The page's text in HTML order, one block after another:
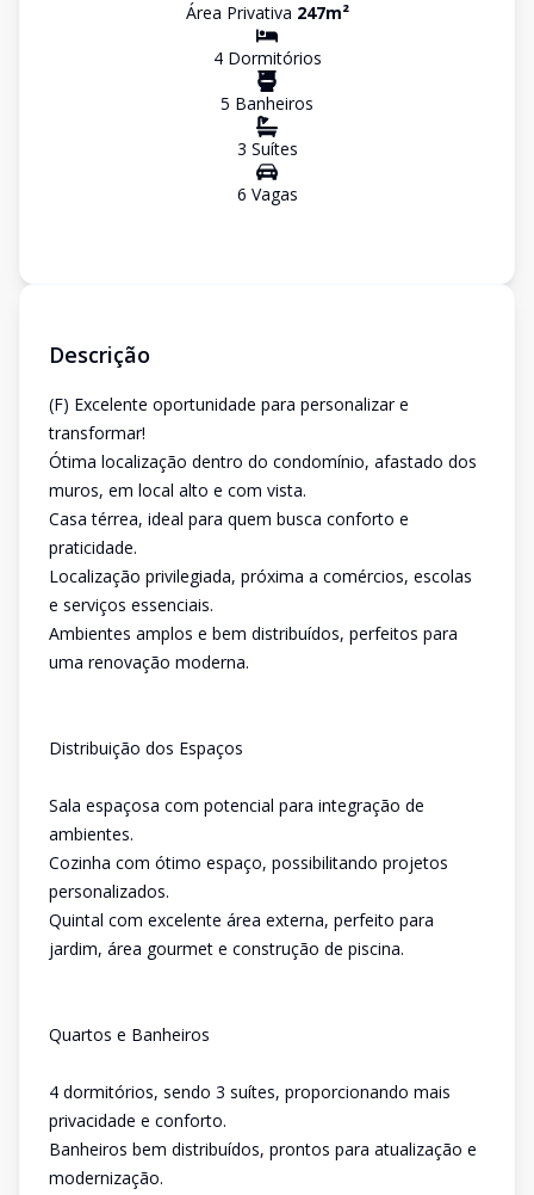
Área Privativa 247m²
4Dormitórios
5 Banheiros
3 Suítes
6 Vagas
Descrição
(F) Excelente oportunidade para personalizar e
transformar!
Ótima localização dentro do condomínio, afastado dos
muros, em local alto e com vista.
Casa térrea, ideal para quem busca conforto e
praticidade.
Localização privilegiada, próxima a comércios, escolas
e serviços essenciais.
Ambientes amplos e bem distribuídos, perfeitos para
uma renovação moderna.
Distribuição dos Espaços
Sala espaçosa com potencial para integração de
ambientes.
Cozinha com ótimo espaço, possibilitando projetos
personalizados.
Quintal com excelente área externa, perfeito para
jardim, área gourmet e construção de piscina.
Quartos e Banheiros
4 dormitórios, sendo 3 suítes, proporcionando mais
privacidade e conforto.
Banheiros bem distribuídos, prontos para atualização e
modernização.